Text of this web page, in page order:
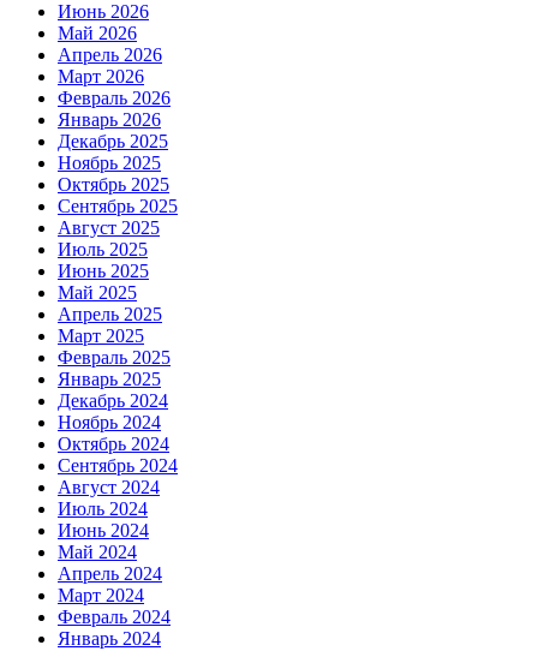
Июнь 2026
Май 2026
Апрель 2026
Март 2026
Февраль 2026
Январь 2026
Декабрь 2025
Ноябрь 2025
Октябрь 2025
Сентябрь 2025
Август 2025
Июль 2025
Июнь 2025
Май 2025
Апрель 2025
Март 2025
Февраль 2025
Январь 2025
Декабрь 2024
Ноябрь 2024
Октябрь 2024
Сентябрь 2024
Август 2024
Июль 2024
Июнь 2024
Май 2024
Апрель 2024
Март 2024
Февраль 2024
Январь 2024